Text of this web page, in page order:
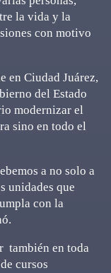
la vida y la
con motivo
en Ciudad Juárez,
del Estado
modernizar el
sino en todo el
a no solo a
unidades que
con la
también en toda
cursos